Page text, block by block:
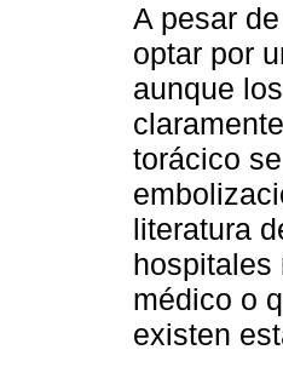
A pesar
optar por
aunque
torácico
literatura
hospitales
médico o
existen